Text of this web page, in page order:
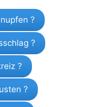
?
?
?
?